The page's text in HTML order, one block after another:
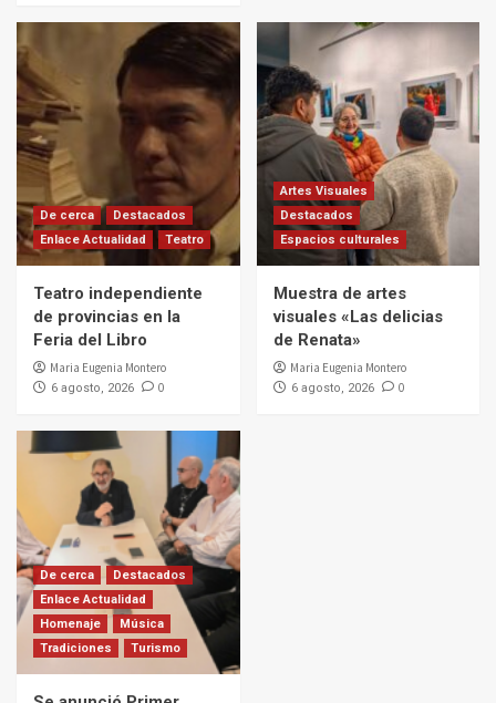
De cerca
Destacados
Enlace Actualidad
Teatro
Teatro independiente
de provincias en la
Feria del Libro
Maria Eugenia Montero
6 agosto, 2026 0
Artes Visuales
Destacados
Espacios culturales
Muestra de artes
visuales «Las delicias
de Renata»
Maria Eugenia Montero
6 agosto, 2026 0
De cerca
Destacados
Enlace Actualidad
Homenaje
Música
Tradiciones
Turismo